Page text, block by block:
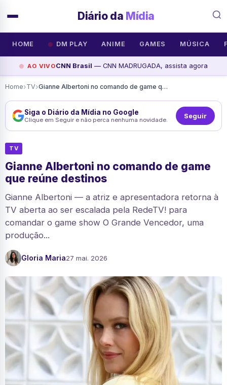
Diário da Mídia
HOME DM PLAY ANIME GAMES MÚSICA
AO VIVOCNN Brasil — CNN MADRUGADA, assista agora
Home›TV› Gianne Albertoni no comando de game que reúne destinos
Siga o Diário da Mídia no Google
Clique em Seguir e não perca nenhuma novidade. Seguir
TV
Gianne Albertoni no comando de game
que reúne destinos
Gianne Albertoni — a atriz e apresentadora retorna à
TV aberta ao ser escalada pela RedeTV! para
comandar o game show O Grande Vencedor, uma
produção...
Gloria Maria27 mai. 2026